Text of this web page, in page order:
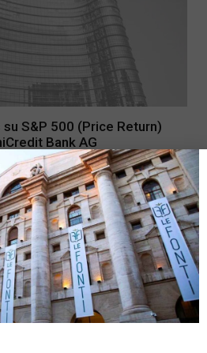
S&P 500 (Price Return)
Bank AG